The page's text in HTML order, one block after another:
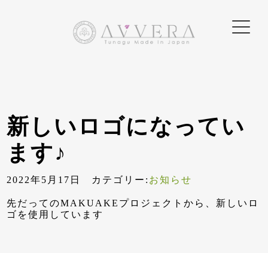
新しいロゴになってい
ます♪
2022年5月17日 カテゴリー: お知らせ
先だってのMAKUAKEプロジェクトから、新しいロ
ゴを使用しています